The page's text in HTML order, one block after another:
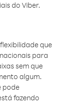
do Viber.
que
para
sem que
algum.
pode
fazendo